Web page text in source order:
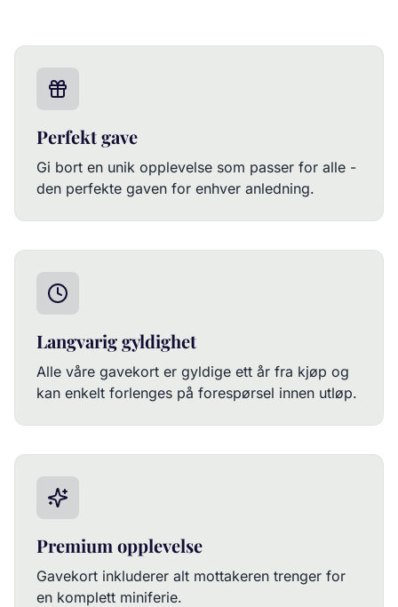
Perfekt gave
Gi bort en unik opplevelse som passer for alle -
den perfekte gaven for enhver anledning.
Langvarig gyldighet
Alle våre gavekort er gyldige ett år fra kjøp og
kan enkelt forlenges på forespørsel innen utløp.
Premium opplevelse
Gavekort inkluderer alt mottakeren trenger for
en komplett miniferie.